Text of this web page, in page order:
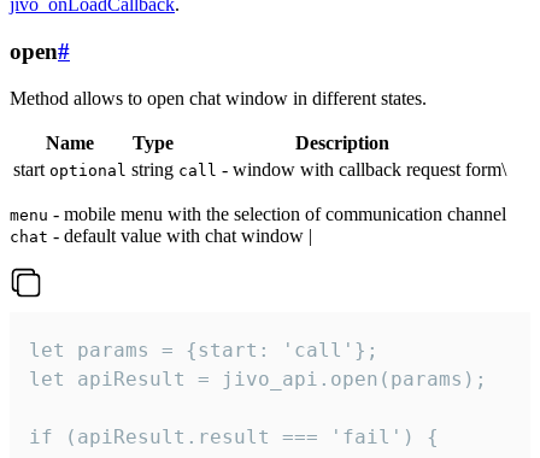
jivo_onLoadCallback.
open#
Method allows to open chat window in different states.
Name Type
Description
start optional string call - window with callback request form\
menu - mobile menu with the selection of communication channel
chat - default value with chat window |
let params = {start: 'call'};
let apiResult = jivo_api.open(params);
if (apiResult.result === 'fail') {